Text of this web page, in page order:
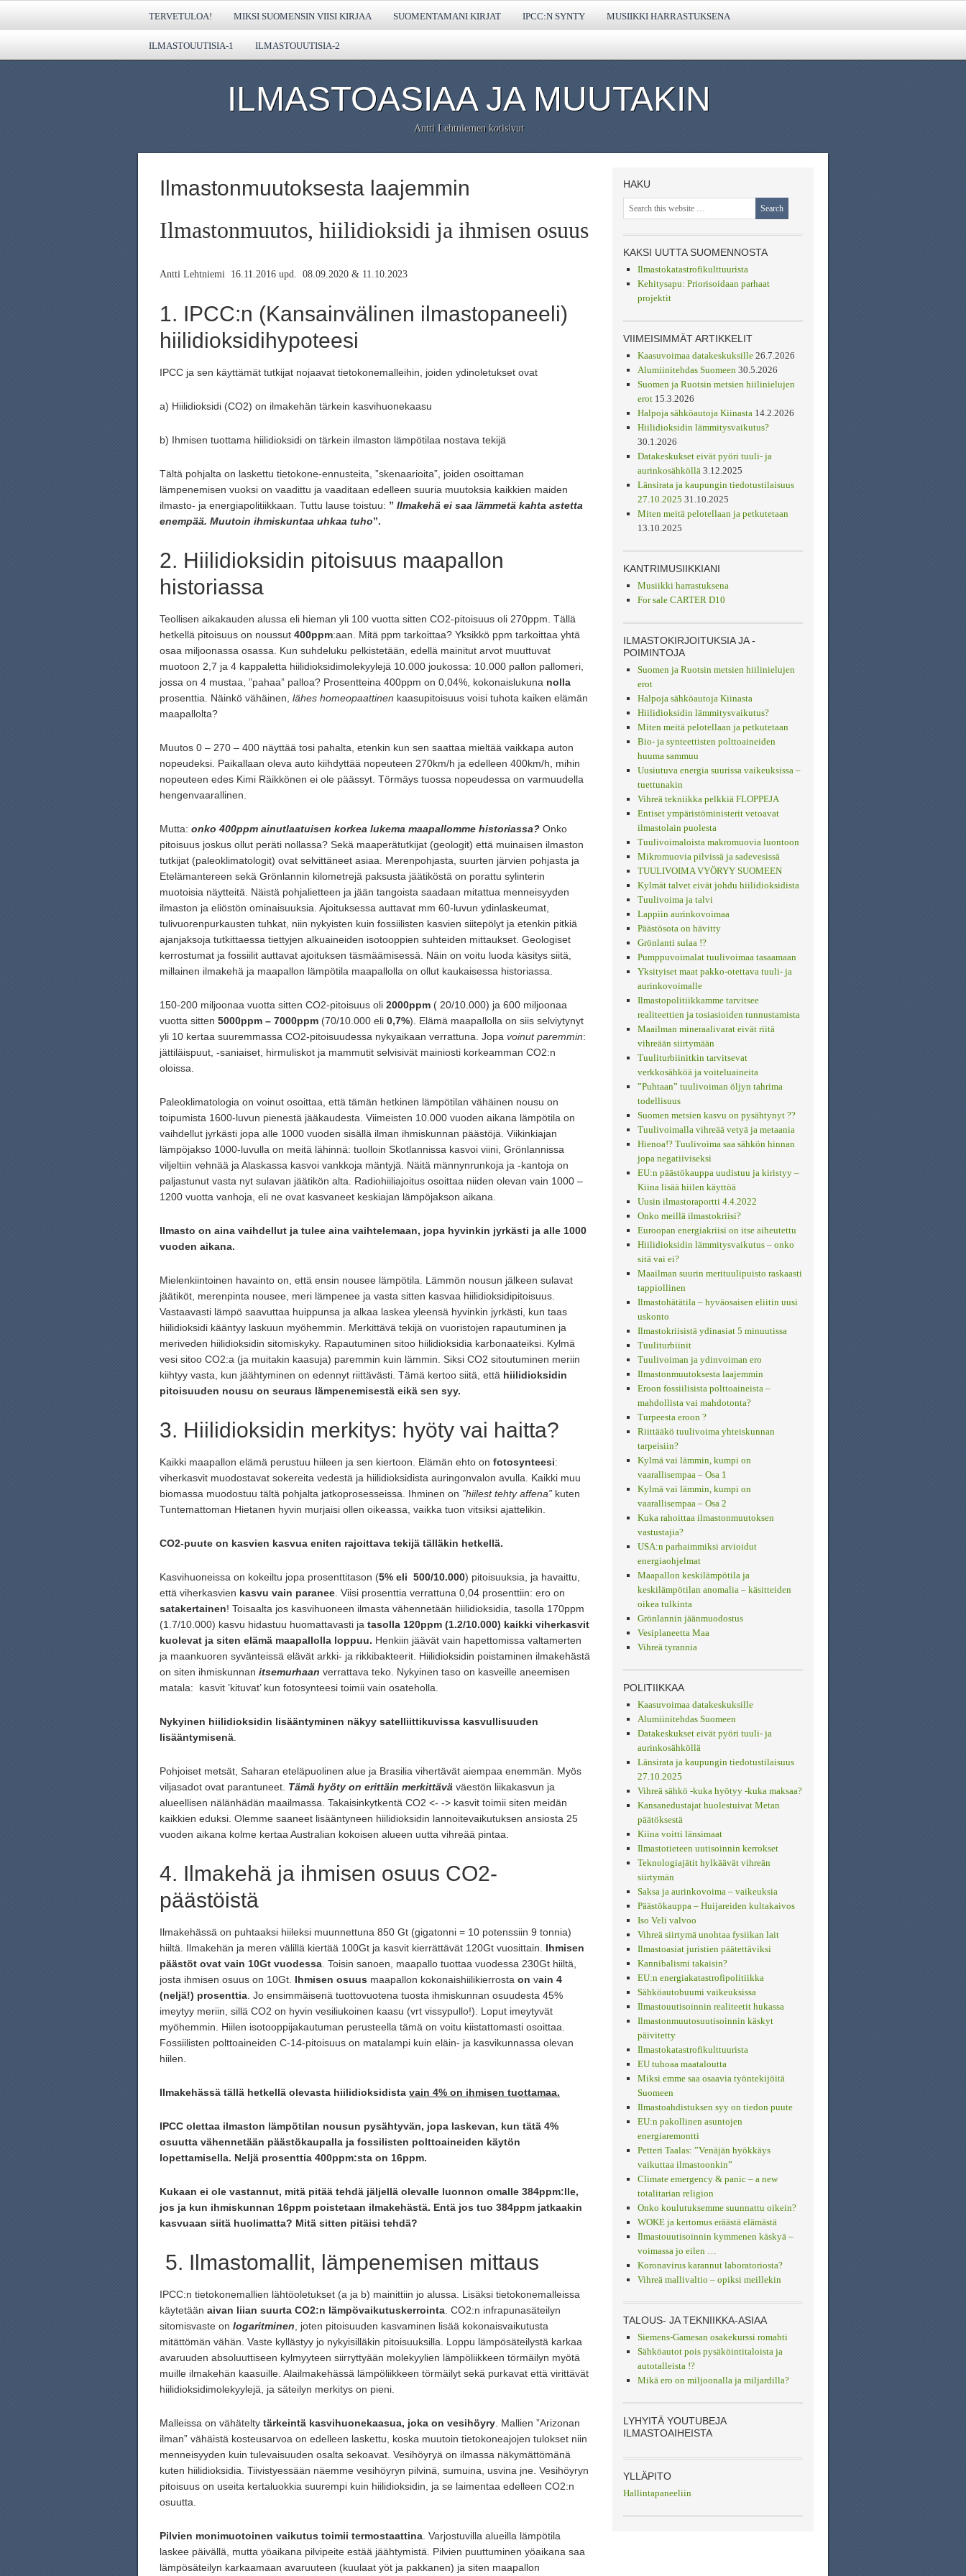
TERVETULOA! MIKSI SUOMENSIN VIISI KIRJAA SUOMENTAMANI KIRJAT IPCC:N SYNTY MUSIIKKI HARRASTUKSENA
ILMASTOUUTISIA-1 ILMASTOUUTISIA-2
ILMASTOASIAA JA MUUTAKIN
Antti Lehtniemen kotisivut
Ilmastonmuutoksesta laajemmin
Ilmastonmuutos, hiilidioksidi ja ihmisen osuus
Antti Lehtniemi 16.11.2016 upd. 08.09.2020 & 11.10.2023
1. IPCC:n (Kansainvälinen ilmastopaneeli)
hiilidioksidihypoteesi
IPCC ja sen käyttämät tutkijat nojaavat tietokonemalleihin, joiden ydinoletukset ovat
a) Hiilidioksidi (CO2) on ilmakehän tärkein kasvihuonekaasu
b) Ihmisen tuottama hiilidioksidi on tärkein ilmaston lämpötilaa nostava tekijä
Tältä pohjalta on laskettu tietokone-ennusteita, ”skenaarioita”, joiden osoittaman
lämpenemisen vuoksi on vaadittu ja vaaditaan edelleen suuria muutoksia kaikkien maiden
ilmasto- ja energiapolitiikkaan. Tuttu lause toistuu: ” Ilmakehä ei saa lämmetä kahta astetta
enempää. Muutoin ihmiskuntaa uhkaa tuho”.
2. Hiilidioksidin pitoisuus maapallon
historiassa
Teollisen aikakauden alussa eli hieman yli 100 vuotta sitten CO2-pitoisuus oli 270ppm. Tällä
hetkellä pitoisuus on noussut 400ppm:aan. Mitä ppm tarkoittaa? Yksikkö ppm tarkoittaa yhtä
osaa miljoonassa osassa. Kun suhdeluku pelkistetään, edellä mainitut arvot muuttuvat
muotoon 2,7 ja 4 kappaletta hiilidioksidimolekyylejä 10.000 joukossa: 10.000 pallon pallomeri,
jossa on 4 mustaa, ”pahaa” palloa? Prosentteina 400ppm on 0,04%, kokonaislukuna nolla
prosenttia. Näinkö vähäinen, lähes homeopaattinen kaasupitoisuus voisi tuhota kaiken elämän
maapallolta?
Muutos 0 – 270 – 400 näyttää tosi pahalta, etenkin kun sen saattaa mieltää vaikkapa auton
nopeudeksi. Paikallaan oleva auto kiihdyttää nopeuteen 270km/h ja edelleen 400km/h, mihin
nopeuteen edes Kimi Räikkönen ei ole päässyt. Törmäys tuossa nopeudessa on varmuudella
hengenvaarallinen.
Mutta: onko 400ppm ainutlaatuisen korkea lukema maapallomme historiassa? Onko
pitoisuus joskus ollut peräti nollassa? Sekä maaperätutkijat (geologit) että muinaisen ilmaston
tutkijat (paleoklimatologit) ovat selvittäneet asiaa. Merenpohjasta, suurten järvien pohjasta ja
Etelämantereen sekä Grönlannin kilometrejä paksusta jäätiköstä on porattu sylinterin
muotoisia näytteitä. Näistä pohjalietteen ja jään tangoista saadaan mitattua menneisyyden
ilmaston ja eliöstön ominaisuuksia. Ajoituksessa auttavat mm 60-luvun ydinlaskeumat,
tulivuorenpurkausten tuhkat, niin nykyisten kuin fossiilisten kasvien siitepölyt ja etenkin pitkiä
ajanjaksoja tutkittaessa tiettyjen alkuaineiden isotooppien suhteiden mittaukset. Geologiset
kerrostumat ja fossiilit auttavat ajoituksen täsmäämisessä. Näin on voitu luoda käsitys siitä,
millainen ilmakehä ja maapallon lämpötila maapallolla on ollut kaukaisessa historiassa.
150-200 miljoonaa vuotta sitten CO2-pitoisuus oli 2000ppm ( 20/10.000) ja 600 miljoonaa
vuotta sitten 5000ppm – 7000ppm (70/10.000 eli 0,7%). Elämä maapallolla on siis selviytynyt
yli 10 kertaa suuremmassa CO2-pitoisuudessa nykyaikaan verrattuna. Jopa voinut paremmin:
jättiläispuut, -saniaiset, hirmuliskot ja mammutit selvisivät mainiosti korkeamman CO2:n
oloissa.
Paleoklimatologia on voinut osoittaa, että tämän hetkinen lämpötilan vähäinen nousu on
toipumista 1600-luvun pienestä jääkaudesta. Viimeisten 10.000 vuoden aikana lämpötila on
vaihdellut jyrkästi jopa alle 1000 vuoden sisällä ilman ihmiskunnan päästöjä. Viikinkiajan
lämpöjakso 1000-luvulla on meitä lähinnä: tuolloin Skotlannissa kasvoi viini, Grönlannissa
viljeltiin vehnää ja Alaskassa kasvoi vankkoja mäntyjä. Näitä männynrunkoja ja -kantoja on
paljastunut vasta nyt sulavan jäätikön alta. Radiohiiliajoitus osoittaa niiden olevan vain 1000 –
1200 vuotta vanhoja, eli ne ovat kasvaneet keskiajan lämpöjakson aikana.
Ilmasto on aina vaihdellut ja tulee aina vaihtelemaan, jopa hyvinkin jyrkästi ja alle 1000
vuoden aikana.
Mielenkiintoinen havainto on, että ensin nousee lämpötila. Lämmön nousun jälkeen sulavat
jäätiköt, merenpinta nousee, meri lämpenee ja vasta sitten kasvaa hiilidioksidipitoisuus.
Vastaavasti lämpö saavuttaa huippunsa ja alkaa laskea yleensä hyvinkin jyrkästi, kun taas
hiilidioksidi kääntyy laskuun myöhemmin. Merkittävä tekijä on vuoristojen rapautuminen ja
meriveden hiilidioksidin sitomiskyky. Rapautuminen sitoo hiilidioksidia karbonaateiksi. Kylmä
vesi sitoo CO2:a (ja muitakin kaasuja) paremmin kuin lämmin. Siksi CO2 sitoutuminen meriin
kiihtyy vasta, kun jäähtyminen on edennyt riittävästi. Tämä kertoo siitä, että hiilidioksidin
pitoisuuden nousu on seuraus lämpenemisestä eikä sen syy.
3. Hiilidioksidin merkitys: hyöty vai haitta?
Kaikki maapallon elämä perustuu hiileen ja sen kiertoon. Elämän ehto on fotosynteesi:
viherkasvit muodostavat sokereita vedestä ja hiilidioksidista auringonvalon avulla. Kaikki muu
biomassa muodostuu tältä pohjalta jatkoprosesseissa. Ihminen on ”hiilest tehty affena” kuten
Tuntemattoman Hietanen hyvin murjaisi ollen oikeassa, vaikka tuon vitsiksi ajattelikin.
CO2-puute on kasvien kasvua eniten rajoittava tekijä tälläkin hetkellä.
Kasvihuoneissa on kokeiltu jopa prosenttitason (5% eli 500/10.000) pitoisuuksia, ja havaittu,
että viherkasvien kasvu vain paranee . Viisi prosenttia verrattuna 0,04 prosenttiin: ero on
satakertainen! Toisaalta jos kasvihuoneen ilmasta vähennetään hiilidioksidia, tasolla 170ppm
(1.7/10.000) kasvu hidastuu huomattavasti ja tasolla 120ppm (1.2/10.000) kaikki viherkasvit
kuolevat ja siten elämä maapallolla loppuu. Henkiin jäävät vain hapettomissa valtamerten
ja maankuoren syvänteissä elävät arkki- ja rikkibakteerit. Hiilidioksidin poistaminen ilmakehästä
on siten ihmiskunnan itsemurhaan verrattava teko. Nykyinen taso on kasveille aneemisen
matala: kasvit ’kituvat’ kun fotosynteesi toimii vain osateholla.
Nykyinen hiilidioksidin lisääntyminen näkyy satelliittikuvissa kasvullisuuden
lisääntymisenä
Pohjoiset metsät, Saharan eteläpuolinen alue ja Brasilia vihertävät aiempaa enemmän. Myös
viljasadot ovat parantuneet. Tämä hyöty on erittäin merkittävä väestön liikakasvun ja
alueellisen nälänhädän maailmassa. Takaisinkytkentä CO2 <- -> kasvit toimii siten meidän
kaikkien eduksi. Olemme saaneet lisääntyneen hiilidioksidin lannoitevaikutuksen ansiosta 25
vuoden aikana kolme kertaa Australian kokoisen alueen uutta vihreää pintaa.
4. Ilmakehä ja ihmisen osuus CO2-
päästöistä
Ilmakehässä on puhtaaksi hiileksi muunnettuna 850 Gt (gigatonni = 10 potenssiin 9 tonnia)
hiiltä. Ilmakehän ja meren välillä kiertää 100Gt ja kasvit kierrättävät 120Gt vuosittain. Ihmisen
päästöt ovat vain 10Gt vuodessa . Toisin sanoen, maapallo tuottaa vuodessa 230Gt hiiltä,
josta ihmisen osuus on 10Gt. Ihmisen osuus maapallon kokonaishiilikierrosta on vain 4
(neljä!) prosenttia . Jo ensimmäisenä tuottovuotena tuosta ihmiskunnan osuudesta 45%
imeytyy meriin, sillä CO2 on hyvin vesiliukoinen kaasu (vrt vissypullo!). Loput imeytyvät
myöhemmin. Hiilen isotooppijakautuman perusteella tämä on voitu kiistattomasti osoittaa.
Fossiilisten polttoaineiden C-14-pitoisuus on matalampi kuin eläin- ja kasvikunnassa olevan
hiilen.
Ilmakehässä tällä hetkellä olevasta hiilidioksidista vain 4% on ihmisen tuottamaa.
IPCC olettaa ilmaston lämpötilan nousun pysähtyvän, jopa laskevan, kun tätä 4%
osuutta vähennetään päästökaupalla ja fossilisten polttoaineiden käytön
lopettamisella. Neljä prosenttia 400ppm:sta on 16ppm.
Kukaan ei ole vastannut, mitä pitää tehdä jäljellä olevalle luonnon omalle 384ppm:lle,
jos ja kun ihmiskunnan 16ppm poistetaan ilmakehästä. Entä jos tuo 384ppm jatkaakin
kasvuaan siitä huolimatta? Mitä sitten pitäisi tehdä?
5. Ilmastomallit, lämpenemisen mittaus
IPCC:n tietokonemallien lähtöoletukset (a ja b) mainittiin jo alussa. Lisäksi tietokonemalleissa
käytetään aivan liian suurta CO2:n lämpövaikutuskerrointa . CO2:n infrapunasäteilyn
sitomisvaste on logaritminen , joten pitoisuuden kasvaminen lisää kokonaisvaikutusta
mitättömän vähän. Vaste kyllästyy jo nykyisilläkin pitoisuuksilla. Loppu lämpösäteilystä karkaa
avaruuden absoluuttiseen kylmyyteen siirryttyään molekyylien lämpöliikkeen törmäilyn myötä
muille ilmakehän kaasuille. Alailmakehässä lämpöliikkeen törmäilyt sekä purkavat että virittävät
hiilidioksidimolekyylejä, ja säteilyn merkitys on pieni.
Malleissa on vähätelty tärkeintä kasvihuonekaasua, joka on vesihöyry . Mallien ”Arizonan
ilman” vähäistä kosteusarvoa on edelleen laskettu, koska muutoin tietokoneajojen tulokset niin
menneisyyden kuin tulevaisuuden osalta sekoavat. Vesihöyryä on ilmassa näkymättömänä
kuten hiilidioksidia. Tiivistyessään näemme vesihöyryn pilvinä, sumuina, usvina jne. Vesihöyryn
pitoisuus on useita kertaluokkia suurempi kuin hiilidioksidin, ja se laimentaa edelleen CO2:n
osuutta.
Pilvien monimuotoinen vaikutus toimii termostaattina . Varjostuvilla alueilla lämpötila
laskee päivällä, mutta yöaikana pilvipeite estää jäähtymistä. Pilvien puuttuminen yöaikana saa
lämpösäteilyn karkaamaan avaruuteen (kuulaat yöt ja pakkanen) ja siten maapallon
HAKU
KAKSI UUTTA SUOMENNOSTA
Ilmastokatastrofikulttuurista
Kehitysapu: Priorisoidaan parhaat
projektit
VIIMEISIMMÄT ARTIKKELIT
Kaasuvoimaa datakeskuksille 26.7.2026
Alumiinitehdas Suomeen 30.5.2026
Suomen ja Ruotsin metsien hiilinielujen
erot 15.3.2026
Halpoja sähköautoja Kiinasta 14.2.2026
Hiilidioksidin lämmitysvaikutus?
30.1.2026
Datakeskukset eivät pyöri tuuli- ja
aurinkosähköllä 3.12.2025
Länsirata ja kaupungin tiedotustilaisuus
27.10.2025 31.10.2025
Miten meitä pelotellaan ja petkutetaan
13.10.2025
KANTRIMUSIIKKIANI
Musiikki harrastuksena
For sale CARTER D10
ILMASTOKIRJOITUKSIA JA -
POIMINTOJA
Suomen ja Ruotsin metsien hiilinielujen
erot
Halpoja sähköautoja Kiinasta
Hiilidioksidin lämmitysvaikutus?
Miten meitä pelotellaan ja petkutetaan
Bio- ja synteettisten polttoaineiden
huuma sammuu
Uusiutuva energia suurissa vaikeuksissa –
tuettunakin
Vihreä tekniikka pelkkiä FLOPPEJA
Entiset ympäristöministerit vetoavat
ilmastolain puolesta
Tuulivoimaloista makromuovia luontoon
Mikromuovia pilvissä ja sadevesissä
TUULIVOIMA VYÖRYY SUOMEEN
Kylmät talvet eivät johdu hiilidioksidista
Tuulivoima ja talvi
Lappiin aurinkovoimaa
Päästösota on hävitty
Grönlanti sulaa !?
Pumppuvoimalat tuulivoimaa tasaamaan
Yksityiset maat pakko-otettava tuuli- ja
aurinkovoimalle
Ilmastopolitiikkamme tarvitsee
realiteettien ja tosiasioiden tunnustamista
Maailman mineraalivarat eivät riitä
vihreään siirtymään
Tuuliturbiinitkin tarvitsevat
verkkosähköä ja voiteluaineita
”Puhtaan” tuulivoiman öljyn tahrima
todellisuus
Suomen metsien kasvu on pysähtynyt ??
Tuulivoimalla vihreää vetyä ja metaania
Hienoa!? Tuulivoima saa sähkön hinnan
jopa negatiiviseksi
EU:n päästökauppa uudistuu ja kiristyy –
Kiina lisää hiilen käyttöä
Uusin ilmastoraportti 4.4.2022
Onko meillä ilmastokriisi?
Euroopan energiakriisi on itse aiheutettu
Hiilidioksidin lämmitysvaikutus – onko
sitä vai ei?
Maailman suurin merituulipuisto raskaasti
tappiollinen
Ilmastohätätila – hyväosaisen eliitin uusi
uskonto
Ilmastokriisistä ydinasiat 5 minuutissa
Tuuliturbiinit
Tuulivoiman ja ydinvoiman ero
Ilmastonmuutoksesta laajemmin
Eroon fossiilisista polttoaineista –
mahdollista vai mahdotonta?
Turpeesta eroon ?
Riittääkö tuulivoima yhteiskunnan
tarpeisiin?
Kylmä vai lämmin, kumpi on
vaarallisempaa – Osa 1
Kylmä vai lämmin, kumpi on
vaarallisempaa – Osa 2
Kuka rahoittaa ilmastonmuutoksen
vastustajia?
USA:n parhaimmiksi arvioidut
energiaohjelmat
Maapallon keskilämpötila ja
keskilämpötilan anomalia – käsitteiden
oikea tulkinta
Grönlannin jäänmuodostus
Vesiplaneetta Maa
Vihreä tyrannia
POLITIIKKAA
Kaasuvoimaa datakeskuksille
Alumiinitehdas Suomeen
Datakeskukset eivät pyöri tuuli- ja
aurinkosähköllä
Länsirata ja kaupungin tiedotustilaisuus
27.10.2025
Vihreä sähkö -kuka hyötyy -kuka maksaa?
Kansanedustajat huolestuivat Metan
päätöksestä
Kiina voitti länsimaat
Ilmastotieteen uutisoinnin kerrokset
Teknologiajätit hylkäävät vihreän
siirtymän
Saksa ja aurinkovoima – vaikeuksia
Päästökauppa – Huijareiden kultakaivos
Iso Veli valvoo
Vihreä siirtymä unohtaa fysiikan lait
Ilmastoasiat juristien päätettäviksi
Kannibalismi takaisin?
EU:n energiakatastrofipolitiikka
Sähköautobuumi vaikeuksissa
Ilmastouutisoinnin realiteetit hukassa
Ilmastonmuutosuutisoinnin käskyt
päivitetty
Ilmastokatastrofikulttuurista
EU tuhoaa maataloutta
Miksi emme saa osaavia työntekijöitä
Suomeen
Ilmastoahdistuksen syy on tiedon puute
EU:n pakollinen asuntojen
energiaremontti
Petteri Taalas: ”Venäjän hyökkäys
vaikuttaa ilmastoonkin”
Climate emergency & panic – a new
totalitarian religion
Onko koulutuksemme suunnattu oikein?
WOKE ja kertomus eräästä elämästä
Ilmastouutisoinnin kymmenen käskyä –
voimassa jo eilen …
Koronavirus karannut laboratoriosta?
Vihreä mallivaltio – opiksi meillekin
TALOUS- JA TEKNIIKKA-ASIAA
Siemens-Gamesan osakekurssi romahti
Sähköautot pois pysäköintitaloista ja
autotalleista !?
Mikä ero on miljoonalla ja miljardilla?
LYHYITÄ YOUTUBEJA
ILMASTOAIHEISTA
YLLÄPITO
Hallintapaneeliin